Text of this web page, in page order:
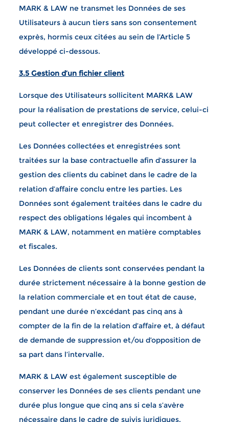
MARK & LAW ne transmet les Données de ses
Utilisateurs à aucun tiers sans son consentement
exprès, hormis ceux citées au sein de l’Article 5
développé ci-dessous.
3.5 Gestion d’un fichier client
Lorsque des Utilisateurs sollicitent MARK& LAW
pour la réalisation de prestations de service, celui-ci
peut collecter et enregistrer des Données.
Les Données collectées et enregistrées sont
traitées sur la base contractuelle afin d’assurer la
gestion des clients du cabinet dans le cadre de la
relation d’affaire conclu entre les parties. Les
Données sont également traitées dans le cadre du
respect des obligations légales qui incombent à
MARK & LAW, notamment en matière comptables
et fiscales.
Les Données de clients sont conservées pendant la
durée strictement nécessaire à la bonne gestion de
la relation commerciale et en tout état de cause,
pendant une durée n’excédant pas cinq ans à
compter de la fin de la relation d’affaire et, à défaut
de demande de suppression et/ou d’opposition de
sa part dans l’intervalle.
MARK & LAW est également susceptible de
conserver les Données de ses clients pendant une
durée plus longue que cinq ans si cela s’avère
nécessaire dans le cadre de suivis juridiques.